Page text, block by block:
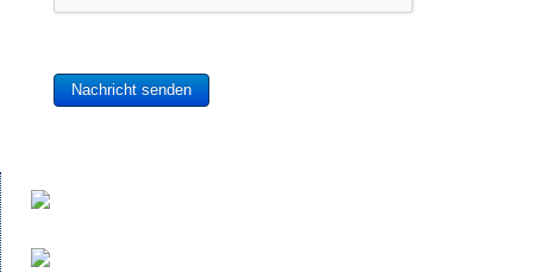
Nachricht senden